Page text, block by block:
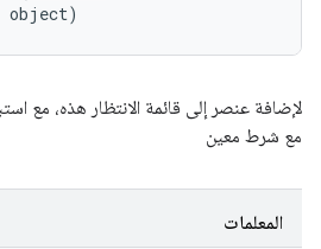
object)
لإضافة عنصر إلى قائمة الانتظار هذه، مع
مع شرط معين
المعلمات